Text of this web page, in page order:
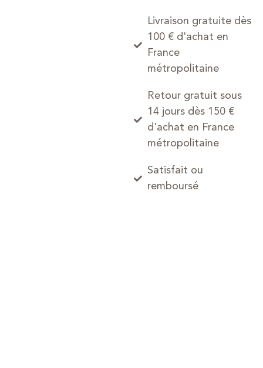
Livraison gratuite dès
100 € d'achat en
France
métropolitaine
Retour gratuit sous
14 jours dès 150 €
d'achat en France
métropolitaine
Satisfait ou
remboursé